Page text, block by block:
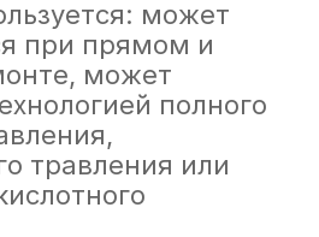
может
при прямом и
может
полного
травления или